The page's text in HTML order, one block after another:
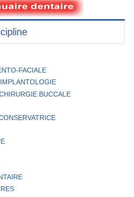
FACIALE
BUCCALE